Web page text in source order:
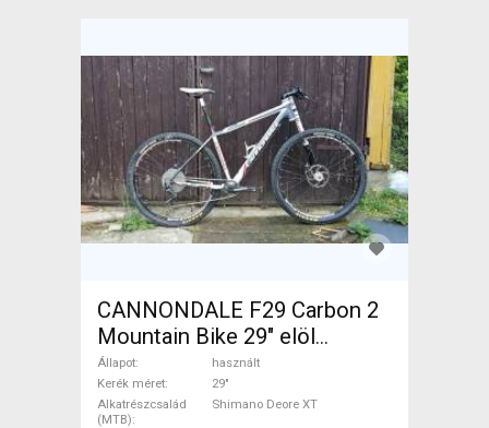
CANNONDALE F29 Carbon 2
Mountain Bike 29" elöl
teleszkópos Shimano Deore
XT használt ELADÓ
Állapot
használt
Kerék méret
29"
Alkatrészcsalád
(MTB)
Shimano Deore XT